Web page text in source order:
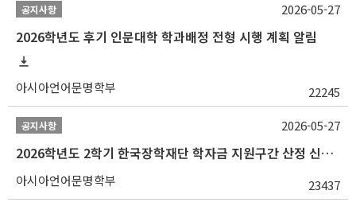
공지사항
2026학년도 후기 인문대학 학과배정 전형 시행 계획 알림
아시아언어문명학부 22245
2026-05-27
공지사항
2026학년도 2학기 한국장학재단 학자금 지원구간 산정 신청 안내
아시아언어문명학부 23437
2026-05-27